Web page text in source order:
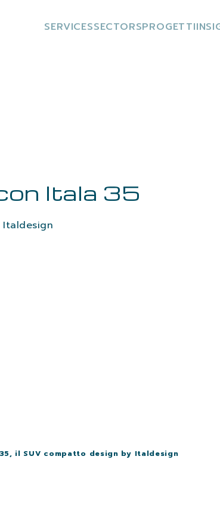
SERVICESSECTORSPROGETTI
Itala 35
il SUV compatto design by Italdesign